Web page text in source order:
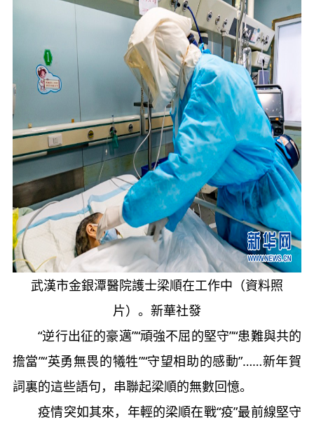
武漢市金銀潭醫院護士梁順在工作中（資料照
片）。新華社發
“逆行出征的豪邁”“頑強不屈的堅守”“患難與共的
擔當”“英勇無畏的犧牲”“守望相助的感動”……新年賀
詞裏的這些語句，串聯起梁順的無數回憶。
疫情突如其來，年輕的梁順在戰“疫”最前線堅守